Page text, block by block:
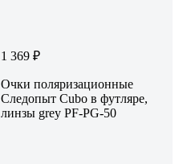
1 369 ₽
Очки поляризационные
Следопыт Cubo в футляре,
линзы grey PF-PG-50